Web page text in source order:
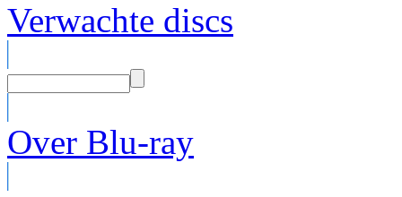
Verwachte discs
Over Blu-ray